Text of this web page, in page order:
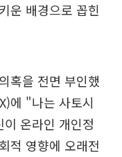
운 배경으로 꼽힌
혹을 전면 부인했
에 "나는 사토시
온라인 개인정
적 영향에 오래전